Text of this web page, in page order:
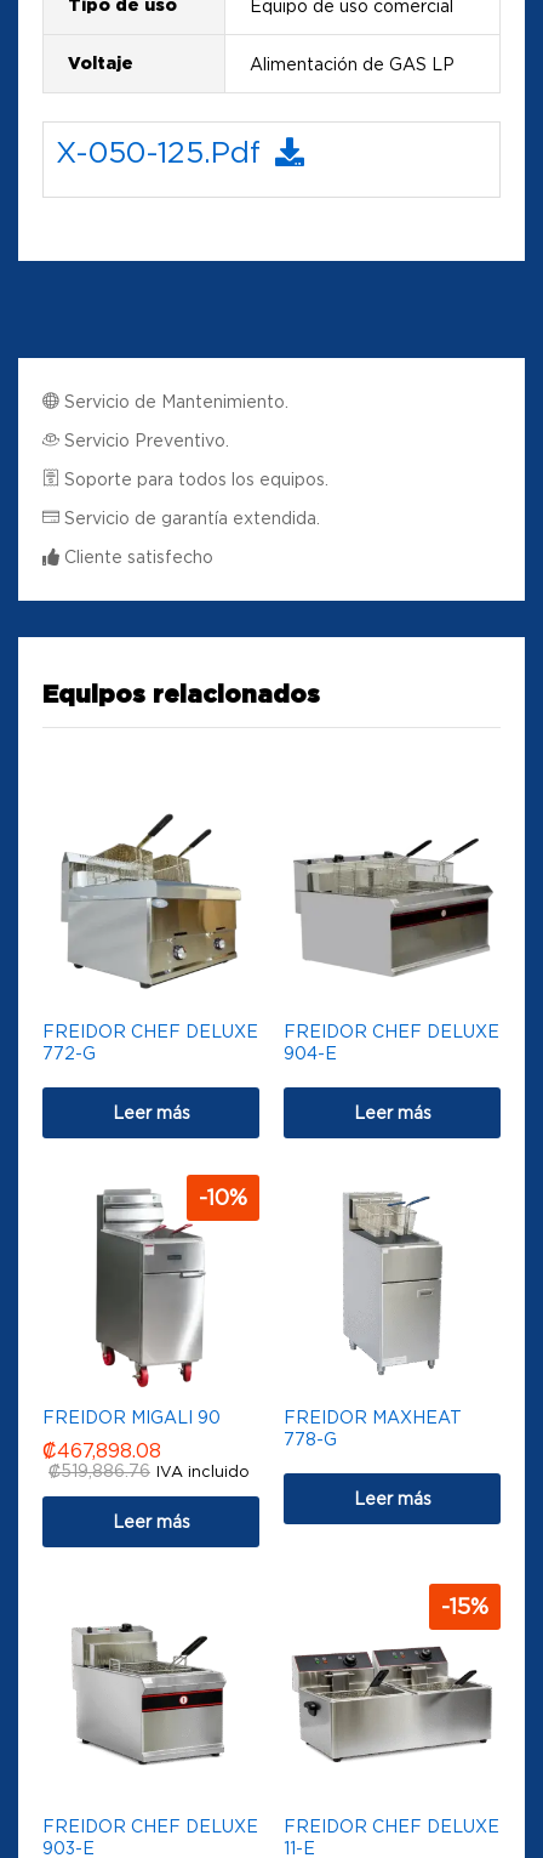
Tipo de uso Equipo de uso comercial
Voltaje Alimentación de GAS LP
X-050-125.pdf
Servicio de Mantenimiento.
Servicio Preventivo.
Soporte para todos los equipos.
Servicio de garantía extendida.
Cliente satisfecho
Equipos relacionados
FREIDOR CHEF DELUXE
772-G
Leer más
FREIDOR CHEF DELUXE
904-E
Leer más
-10%
FREIDOR MIGALI 90
₡467,898.08
₡519,886.76 IVA incluido
Leer más
FREIDOR MAXHEAT
778-G
Leer más
FREIDOR CHEF DELUXE
903-E
-15%
FREIDOR CHEF DELUXE
11-E